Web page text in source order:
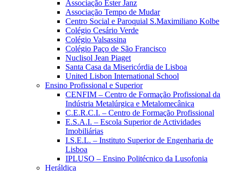
Associação Ester Janz
Associação Tempo de Mudar
Centro Social e Paroquial S.Maximiliano Kolbe
Colégio Cesário Verde
Colégio Valsassina
Colégio Paço de São Francisco
Nuclisol Jean Piaget
Santa Casa da Misericórdia de Lisboa
United Lisbon International School
Ensino Profissional e Superior
CENFIM – Centro de Formação Profissional da
Indústria Metalúrgica e Metalomecânica
C.E.R.C.I. – Centro de Formação Profissional
E.S.A.I. – Escola Superior de Actividades
Imobiliárias
I.S.E.L. – Instituto Superior de Engenharia de
Lisboa
IPLUSO – Ensino Politécnico da Lusofonia
Heráldica